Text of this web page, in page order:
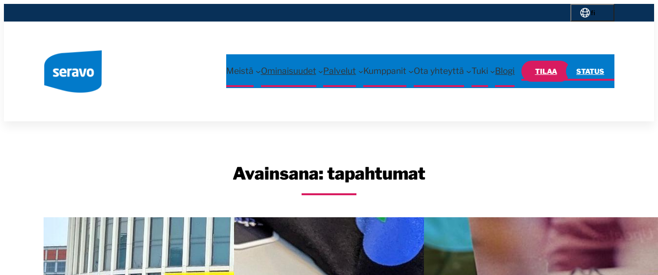
sisältöön
fi
Meistä Ominaisuudet Palvelut Kumppanit Ota yhteyttä Tuki Blogi TILAA STATUS
Avainsana:tapahtumat